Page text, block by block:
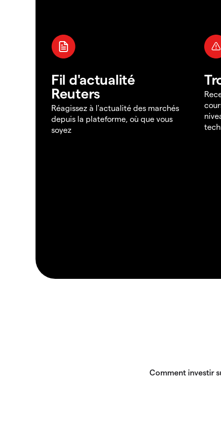
Fil d'actualité
Reuters
Réagissez à l'actualité des marchés
depuis la plateforme, où que vous
soyez